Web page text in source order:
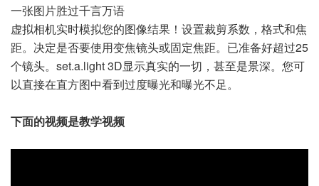
一张图片胜过千言万语
虚拟相机实时模拟您的图像结果！设置裁剪系数，格式和焦
距。决定是否要使用变焦镜头或固定焦距。已准备好超过25
个镜头。set.a.light 3D显示真实的一切，甚至是景深。您可
以直接在直方图中看到过度曝光和曝光不足。
下面的视频是教学视频